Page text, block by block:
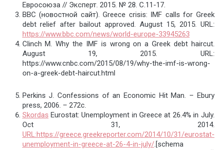
Евросоюза // Эксперт. 2015. № 28. С.11-17.
BBC (новостной сайт). Greece crisis: IMF calls for Greek
debt relief after bailout approved. August 15, 2015. URL:
https://www.bbc.com/news/world-europe-33945263
Clinch M. Why the IMF is wrong on a Greek debt haircut.
August 19, 2015. URL:
https://www.cnbc.com/2015/08/19/why-the-imf-is-wrong-
on-a-greek-debt-haircut.html
Perkins J. Confessions of an Economic Hit Man. – Ebury
press, 2006. – 272с.
Skordas Eurostat: Unemployment in Greece at 26.4% in July.
Oct 31, 2014.
URL:https://greece.greekreporter.com/2014/10/31/eurostat-
unemployment-in-greece-at-26-4-in-july/.[schema